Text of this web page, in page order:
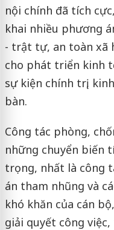
nội chính đã tích
khai nhiều phương
- trật tự, an toàn xã
cho phát triển kinh
sự kiện chính trị,
bàn.
Công tác phòng,
những chuyển biến
trọng, nhất là công
án tham nhũng và
khó khăn của cán
giải quyết công